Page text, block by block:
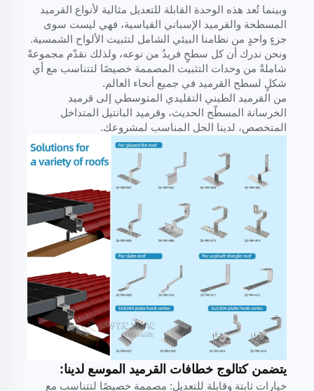
وبينما تُعد هذه الوحدة القابلة للتعديل مثالية لأنواع القرميد
المسطحة والقرميد الإسباني القياسية، فهي ليست سوى
جزءٍ واحدٍ من نظامنا البيئي الشامل لتثبيت الألواح الشمسية.
ونحن ندرك أن كل سطحٍ فريدٌ من نوعه، ولذلك نقدّم مجموعةً
شاملةً من وحدات التثبيت المصممة خصيصًا لتتناسب مع أي
شكلٍ لسطح القرميد في جميع أنحاء العالم.
من القرميد الطيني التقليدي المتوسطي إلى قرميد
الخرسانة المسطّح الحديث، وقرميد البانتيل المتداخل
المتخصص، لدينا الحل المناسب لمشروعك.
يتضمن كتالوج خطافات القرميد الموسع لدينا:
خيارات ثابتة وقابلة للتعديل: مصممة خصيصًا لتتناسب مع